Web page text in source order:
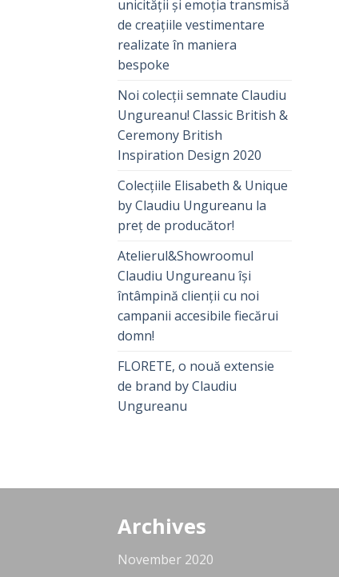
unicității și emoția transmisă
de creațiile vestimentare
realizate în maniera
bespoke
Noi colecții semnate Claudiu
Ungureanu! Classic British &
Ceremony British
Inspiration Design 2020
Colecțiile Elisabeth & Unique
by Claudiu Ungureanu la
preț de producător!
Atelierul&Showroomul
Claudiu Ungureanu își
întâmpină clienții cu noi
campanii accesibile fiecărui
domn!
FLORETE, o nouă extensie
de brand by Claudiu
Ungureanu
Archives
November 2020